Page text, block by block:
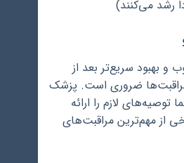
رشد می‌کنند)
و بهبود سریع‌تر بعد از
ضروری است. پزشک
لازم را ارائه
از مهم‌ترین مراقبت‌های